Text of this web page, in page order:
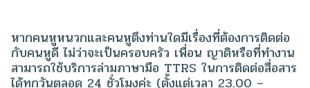
หากคนหูหนวกและคนหูตึงท่านใดมีเรื่องที่ต้องการติดต่อ
กับคนหูดี ไม่ว่าจะเป็นครอบครัว เพื่อน ญาติหรือที่ทำงาน
สามารถใช้บริการล่ามภาษามือ TTRS ในการติดต่อสื่อสาร
ได้ทุกวันตลอด 24 ชั่วโมงค่ะ (ตั้งแต่เวลา 23.00 –